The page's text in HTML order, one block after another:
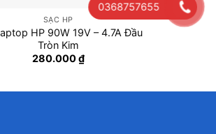
SẠC HP
HP 90W 19V – 4.7A Đầu
Tròn Kim
280.000₫
0368757655